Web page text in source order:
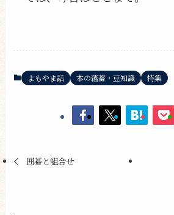
よもやま話 本の蘊蓄・豆知識 特集
囲碁と組合せ